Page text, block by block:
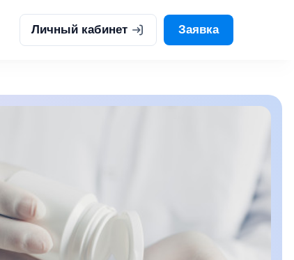
Личный кабинет Заявка